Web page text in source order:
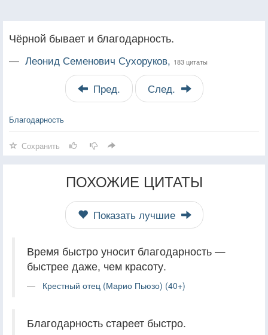
Чёрной бывает и благодарность.
— Леонид Семенович Сухоруков, 183 цитаты
Пред. След.
Благодарность
Сохранить
ПОХОЖИЕ ЦИТАТЫ
Показать лучшие
Время быстро уносит благодарность —
быстрее даже, чем красоту.
Крестный отец (Марио Пьюзо) (40+)
Благодарность стареет быстро.